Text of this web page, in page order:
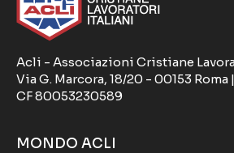
Acli - Associazioni Cristiane
Via G. Marcora, 18/20 - 00153
CF 80053230589
MONDO ACLI